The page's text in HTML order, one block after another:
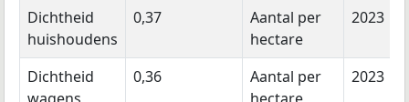
Dichtheid
huishoudens
0,37
Aantal per
hectare
2023
Dichtheid
0,36
Aantal per
2023